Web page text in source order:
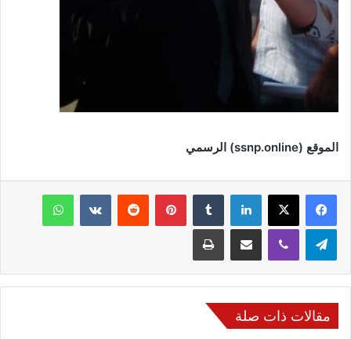
الموقع (ssnp.online) الرسمي
فيسبوك لينكدإن بينتيريست
مقالات ذات صلة